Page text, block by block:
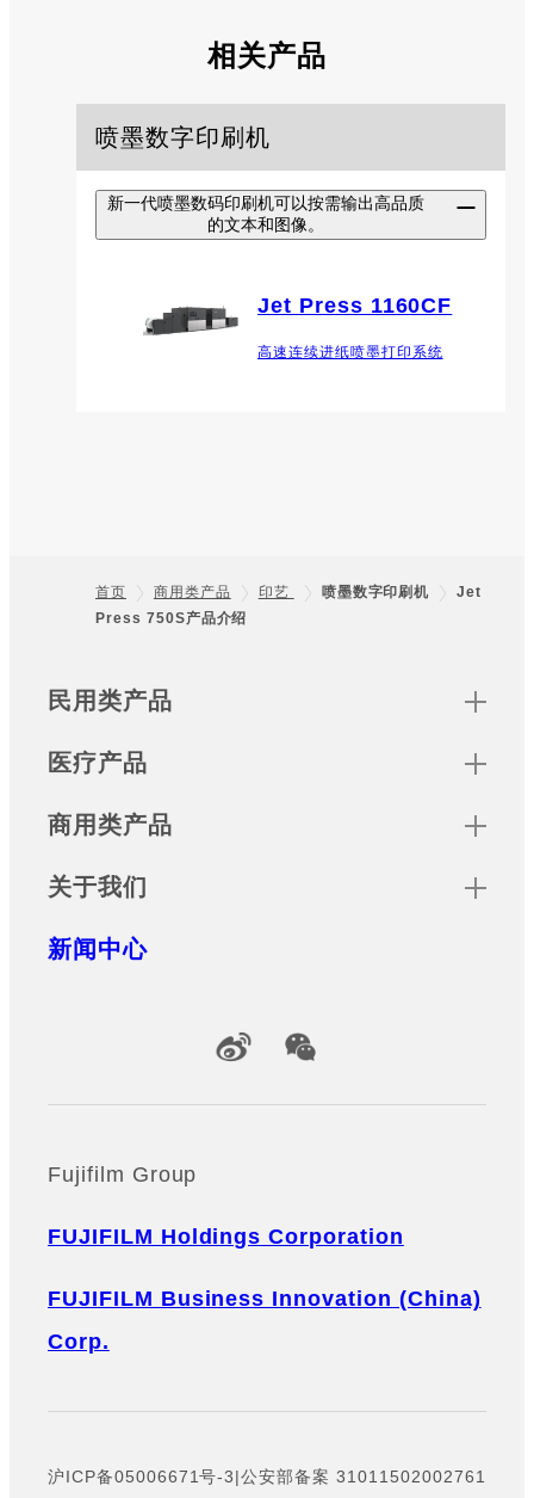
相关产品
喷墨数字印刷机
新一代喷墨数码印刷机可以按需输出高品质
的文本和图像。
Jet Press 1160CF
高速连续进纸喷墨打印系统
Footer
首页 商用类产品 印艺 喷墨数字印刷机
Jet
Press 750S产品介绍
Sitemap
民用类产品
医疗产品
商用类产品
关于我们
新闻中心
Official Social Media Accounts
Fujifilm Group
FUJIFILM Holdings Corporation
FUJIFILM Business Innovation (China)
Corp.
沪ICP备05006671号-3|公安部备案 31011502002761